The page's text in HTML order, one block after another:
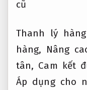
Thanh lý
hàng, Nâng
tân, Cam kết
Áp dụng cho